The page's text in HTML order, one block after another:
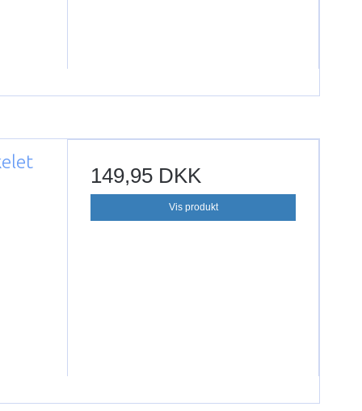
149,95 DKK
Vis produkt